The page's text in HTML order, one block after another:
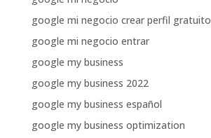
google mi negocio crear perfil gratuito
google mi negocio entrar
google my business
google my business 2022
google my business español
google my business optimization